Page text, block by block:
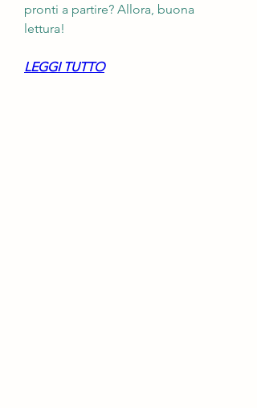
pronti a partire? Allora, buona
lettura!
LEGGI TUTTO